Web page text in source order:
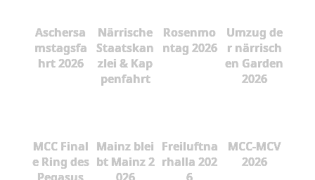
Aschersa
mstagsfa
hrt 2026
Närrische
Staatskan
zlei & Kap
penfahrt
Rosenmo
ntag 2026
Umzug de
r närrisch
en Garden
2026
MCC Final
e Ring des
Mainz blei
bt Mainz 2
Freiluftna
rhalla 202
MCC-MCV
2026